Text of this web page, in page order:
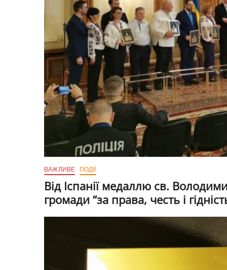
ВАЖЛИВЕ ПОДІЇ
Від Іспанії медаллю св.
громади “за права, честь і